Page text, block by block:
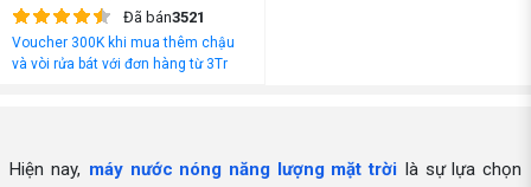
Đã bán3521
Voucher 300K khi mua thêm chậu
và vòi rửa bát với đơn hàng từ 3Tr
Hiện nay, máy nước nóng năng lượng mặt trời là sự lựa chọn